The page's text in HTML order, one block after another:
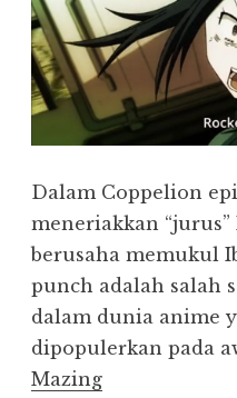
Dalam Coppelion
meneriakkan “jurus”
berusaha memukul
punch adalah salah
dalam dunia anime
dipopulerkan pada
Mazing